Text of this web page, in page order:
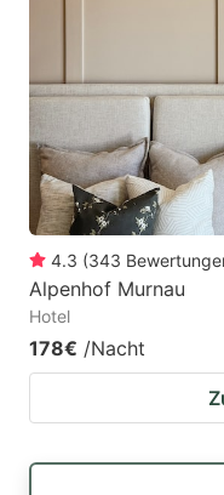
4.3 (343
Alpenhof Murnau
Hotel
178€ /Nacht